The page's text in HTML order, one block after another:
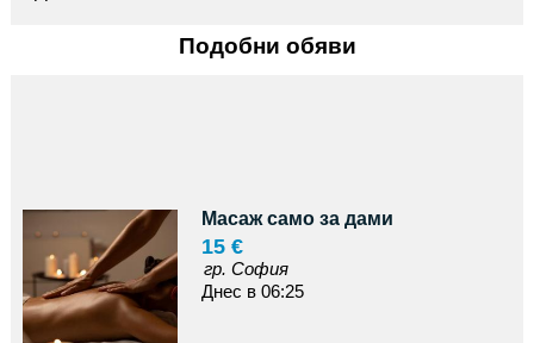
Подобни обяви
Масаж само за дами
15 €
гр. София
Днес в 06:25